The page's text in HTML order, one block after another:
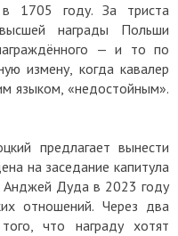
1705 году. За триста
награды Польши
— и то по
измену, когда кавалер
языком, «недостойным».
предлагает вынести
на заседание капитула
Анджей Дуда в 2023 году
отношений. Через два
что награду хотят